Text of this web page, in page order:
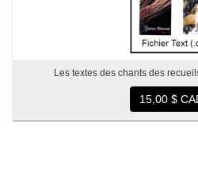
Les textes des chants des
15,00 $